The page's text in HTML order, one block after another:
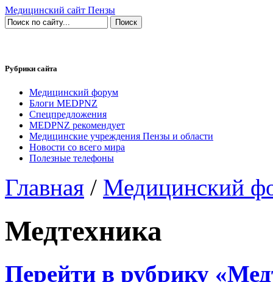
Медицинский сайт Пензы
Рубрики сайта
Медицинский форум
Блоги MEDPNZ
Спецпредложения
MEDPNZ рекомендует
Медицинские учреждения Пензы и области
Новости со всего мира
Полезные телефоны
Главная / Медицинский
Медтехника
Перейти в рубрику